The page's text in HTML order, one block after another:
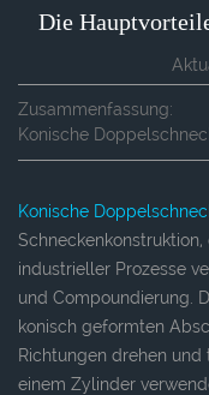
Die
Zusammenfassung:
Konische
Konische
Schneckenkonstruktion,
industrieller Prozesse
und Compoundierung.
konisch geformten
Richtungen drehen
einem Zylinder